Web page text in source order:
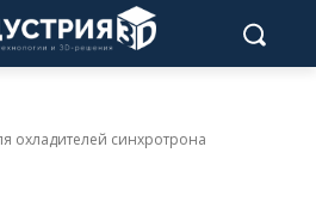
охладителей синхротрона